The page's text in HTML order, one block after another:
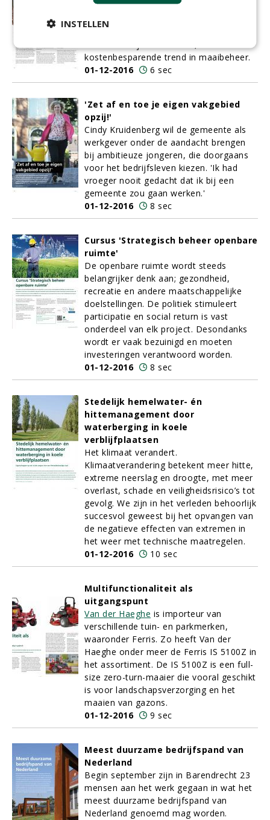
de kooimaaier. Dat constateert Rudolf
Schouten van
kostenbesparende trend in maaibeheer.
01-12-2016
6 sec
'Zet af en toe je eigen vakgebied
opzij!'
Cindy Kruidenberg wil de gemeente als
werkgever onder de aandacht brengen
bij ambitieuze jongeren, die doorgaans
voor het bedrijfsleven kiezen. 'Ik had
vroeger nooit gedacht dat ik bij een
gemeente zou gaan werken.'
01-12-2016
8 sec
Cursus 'Strategisch beheer openbare
ruimte'
De openbare ruimte wordt steeds
belangrijker denk aan; gezondheid,
recreatie en andere maatschappelijke
doelstellingen. De politiek stimuleert
participatie en social return is vast
onderdeel van elk project. Desondanks
wordt er vaak bezuinigd en moeten
investeringen verantwoord worden.
01-12-2016
8 sec
Stedelijk hemelwater- én
hittemanagement door
waterberging in koele
verblijfplaatsen
Het klimaat verandert.
Klimaatverandering betekent meer hitte,
extreme neerslag en droogte, met meer
overlast, schade en veiligheidsrisico’s tot
gevolg. We zijn in het verleden behoorlijk
succesvol geweest bij het opvangen van
de negatieve effecten van extremen in
het weer met technische maatregelen.
01-12-2016
10 sec
Multifunctionaliteit als
uitgangspunt
Van der Haeghe is importeur van
verschillende tuin- en parkmerken,
waaronder Ferris. Zo heeft Van der
Haeghe onder meer de Ferris IS 5100Z in
het assortiment. De IS 5100Z is een full-
size zero-turn-maaier die vooral geschikt
is voor landschapsverzorging en het
maaien van gazons.
01-12-2016
9 sec
Meest duurzame bedrijfspand van
Nederland
Begin september zijn in Barendrecht 23
mensen aan het werk gegaan in wat het
meest duurzame bedrijfspand van
Nederland genoemd mag worden.
INSTELLEN